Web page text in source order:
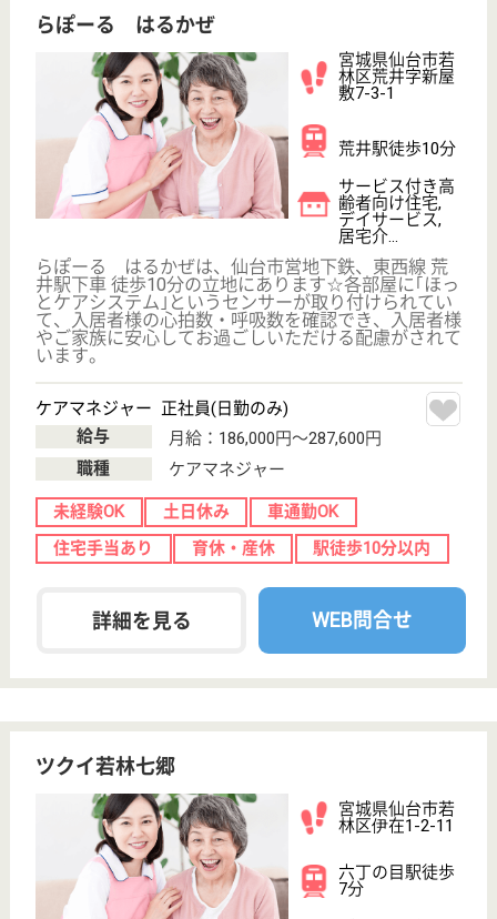
夢眠せんだい
宮城県仙台市若
林区荒町15-3
愛宕橋駅徒歩7
分
グループホーム,
小規模多機能
宮城県の夢眠せんだいは、グループホーム・小規模多
介護職 正社員(日勤のみ)
給与
月給：197,564円〜219,564円
職種
介護職
無資格可 未経験OK
育休・産休
駅徒歩10分以内
詳細を見る WEB問合せ
愛・グループホーム荒井西
宮城県仙台市若
林区なないろの
里2-28-12
六丁の目駅徒歩
計画作成スタッフ兼介護職 正社員
職種
ケアマネジャー
駅徒歩10分以内
詳細を見る WEB問合せ
介護職 正社員